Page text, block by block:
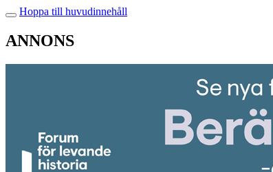
Hoppa till huvudinnehåll
ANNONS